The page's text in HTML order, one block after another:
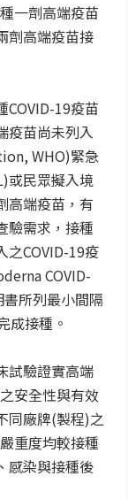
一劑高端疫苗
劑高端疫苗接
COVID-19疫苗
疫苗尚未列入
WHO)緊急
或民眾擬入境
高端疫苗，有
驗需求，接種
之COVID-19疫
COVID-
所列最小間隔
成接種。
試驗證實高端
安全性與有效
同廠牌(製程)之
重度均較接種
感染與接種後